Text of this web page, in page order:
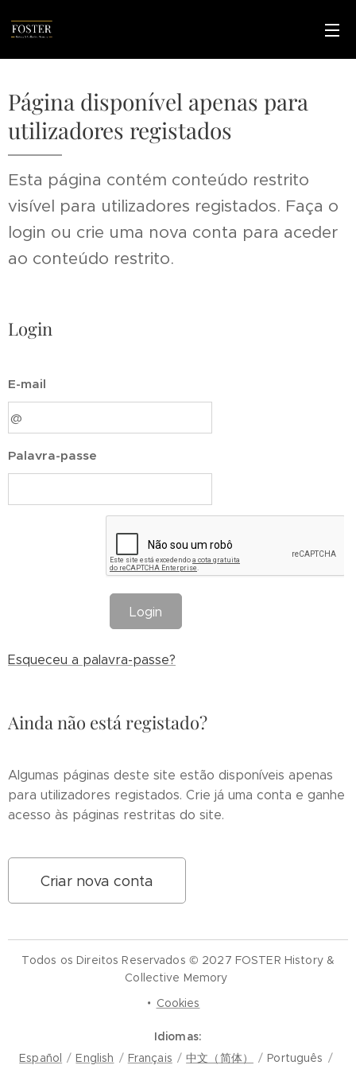
Página disponível apenas para
utilizadores registados
Esta página contém conteúdo restrito
visível para utilizadores registados. Faça o
login ou crie uma nova conta para aceder
ao conteúdo restrito.
Login
E-mail
Palavra-passe
Login
Esqueceu a palavra-passe?
Ainda não está registado?
Algumas páginas deste site estão disponíveis apenas
para utilizadores registados. Crie já uma conta e ganhe
acesso às páginas restritas do site.
Criar nova conta
Todos os Direitos Reservados © 2027 FOSTER History &
Collective Memory
Cookies
Idiomas
Español
English Français 中文（简体）
Português